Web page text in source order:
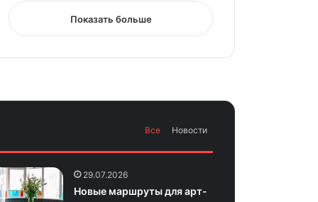
Показать больше
Все Новости
29.07.2026
Новые маршруты для арт-